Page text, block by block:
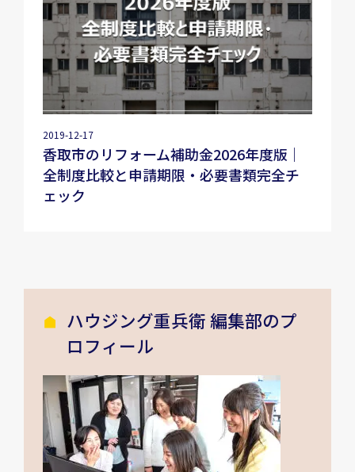
2019-12-17
香取市のリフォーム補助金2026年度版｜
全制度比較と申請期限・必要書類完全チ
ェック
ハウジング重兵衛 編集部のプ
ロフィール